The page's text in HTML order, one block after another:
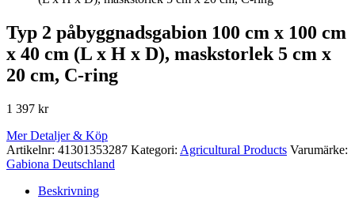
Typ 2 påbyggnadsgabion 100 cm x 100 cm
x 40 cm (L x H x D), maskstorlek 5 cm x
20 cm, C-ring
1 397 kr
Mer Detaljer & Köp
Artikelnr: 41301353287 Kategori: Agricultural Products Varumärke:
Gabiona Deutschland
Beskrivning